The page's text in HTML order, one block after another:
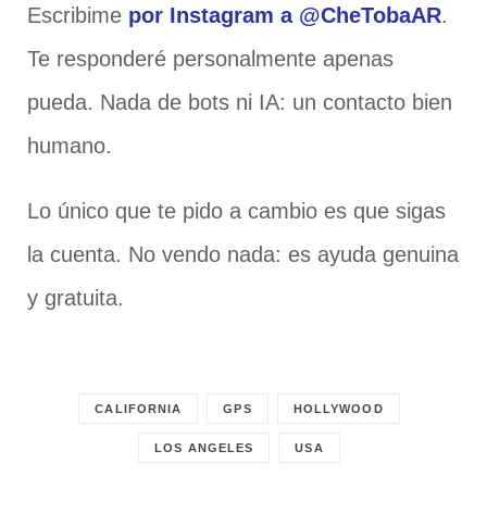
Escribime por Instagram a @CheTobaAR.
Te responderé personalmente apenas
pueda. Nada de bots ni IA: un contacto bien
humano.
Lo único que te pido a cambio es que sigas
la cuenta. No vendo nada: es ayuda genuina
y gratuita.
CALIFORNIA GPS HOLLYWOOD
LOS ANGELES USA